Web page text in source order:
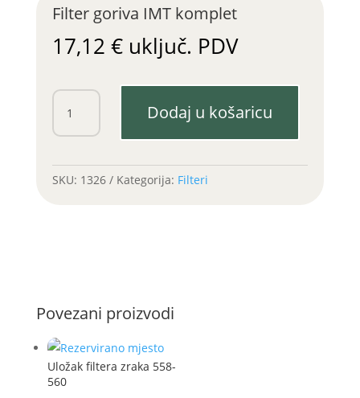
Filter goriva IMT komplet
17,12 € uključ. PDV
Filter
goriva
IMT
Dodaj u košaricu
SKU: 1326 Kategorija: Filteri
Povezani proizvodi
Uložak filtera zraka 558-
560